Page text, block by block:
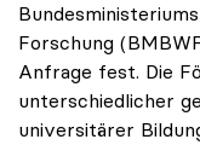
Forschung
Anfrage fest. Die
unterschiedlicher
universitärer